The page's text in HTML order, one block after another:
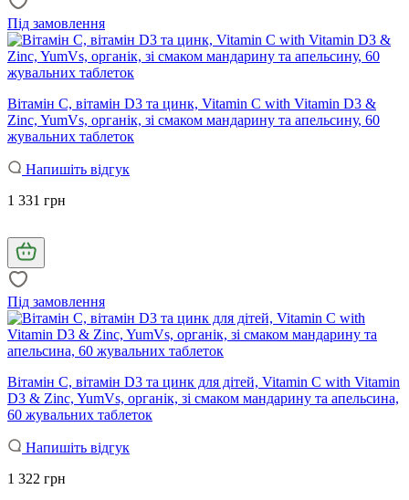
Під замовлення
Вітамін C, вітамін D3 та цинк, Vitamin C with Vitamin D3 &
Zinc, YumVs, органік, зі смаком мандарину та апельсину, 60
жувальних таблеток
Напишіть відгук
1 331 грн
Під замовлення
Вітамін C, вітамін D3 та цинк для дітей, Vitamin C with Vitamin
D3 & Zinc, YumVs, органік, зі смаком мандарину та апельсина,
60 жувальних таблеток
Напишіть відгук
1 322 грн